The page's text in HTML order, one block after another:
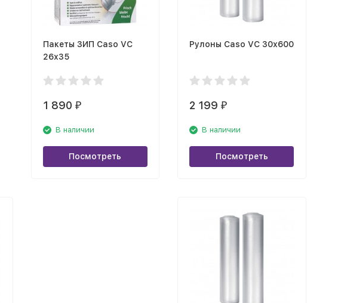
Пакеты ЗИП Caso VC
26х35
1 890 ₽
В наличии
Посмотреть
Рулоны Caso VC 30х600
2 199₽
В наличии
Посмотреть